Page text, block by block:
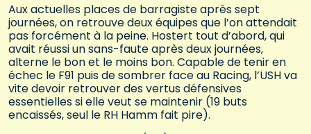
Aux actuelles places de barragiste après sept
journées, on retrouve deux équipes que l’on attendait
pas forcément à la peine. Hostert tout d’abord, qui
avait réussi un sans-faute après deux journées,
alterne le bon et le moins bon. Capable de tenir en
échec le F91 puis de sombrer face au Racing, l’USH va
vite devoir retrouver des vertus défensives
essentielles si elle veut se maintenir (19 buts
encaissés, seul le RH Hamm fait pire).